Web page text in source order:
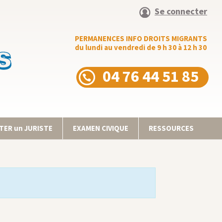
Se connecter
PERMANENCES INFO DROITS MIGRANTS
du lundi au vendredi de 9 h 30 à 12 h 30
04 76 44 51 85
un JURISTE EXAMEN CIVIQUE RESSOURCES